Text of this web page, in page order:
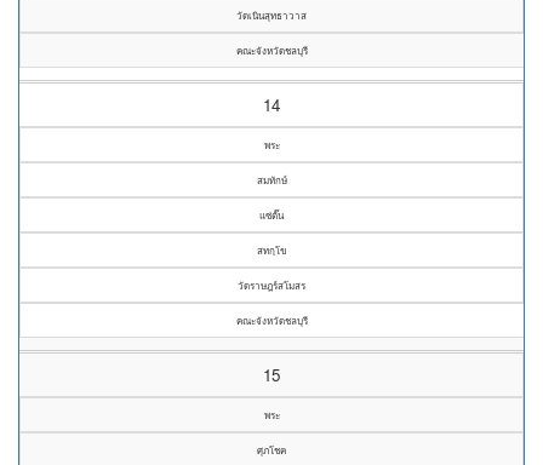
วัดเนินสุทธาวาส
คณะจังหวัดชลบุรี
14
พระ
สมทักษ์
แซ่ตั๊น
สทกฺโข
วัดราษฎร์สโมสร
คณะจังหวัดชลบุรี
15
พระ
ศุภโชค